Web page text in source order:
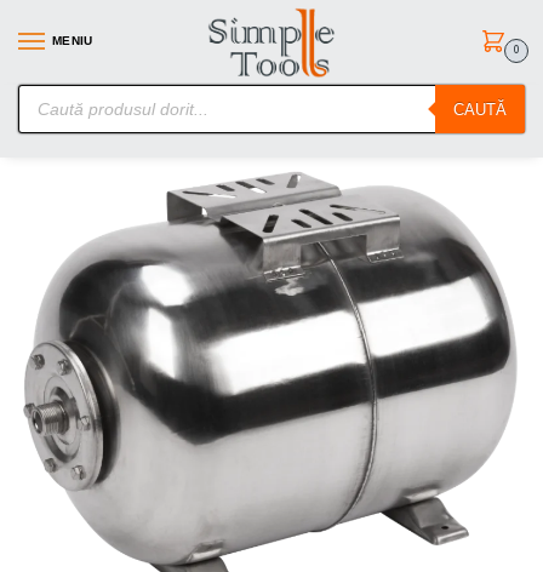
MENIU
CAUTĂ
0
SimpleTools.ro – Gasesti orice – Comanzi simplu
Prima pagină
Irigatii Piese de schimb Rezervor Hidrofor Inox 6 bar 24l